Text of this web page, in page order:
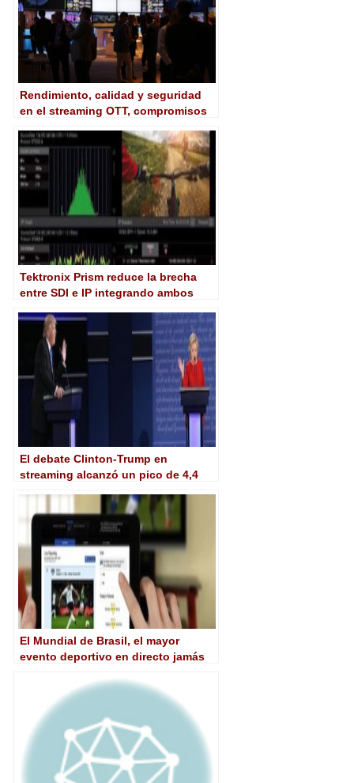
Rendimiento, calidad y seguridad
en el streaming OTT, compromisos
Tektronix Prism reduce la brecha
entre SDI e IP integrando ambos
El debate Clinton-Trump en
streaming alcanzó un pico de 4,4
El Mundial de Brasil, el mayor
evento deportivo en directo jamás